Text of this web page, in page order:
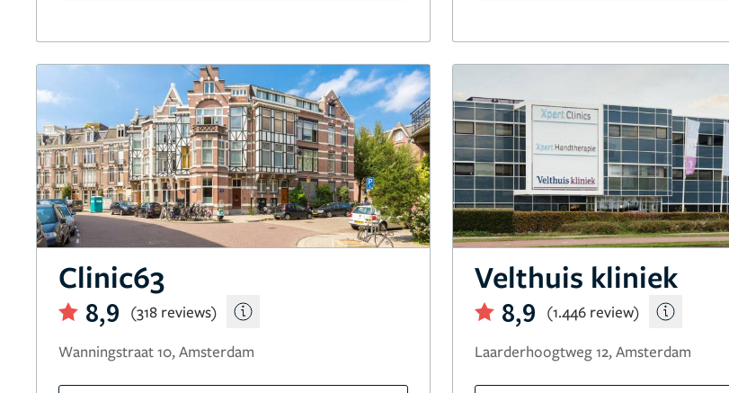
Clinic63
8,9
(318 reviews)
Wanningstraat 10, Amsterdam
Velthuis kliniek
8,9
(1.446 review)
Laarderhoogtweg 12, Amsterdam